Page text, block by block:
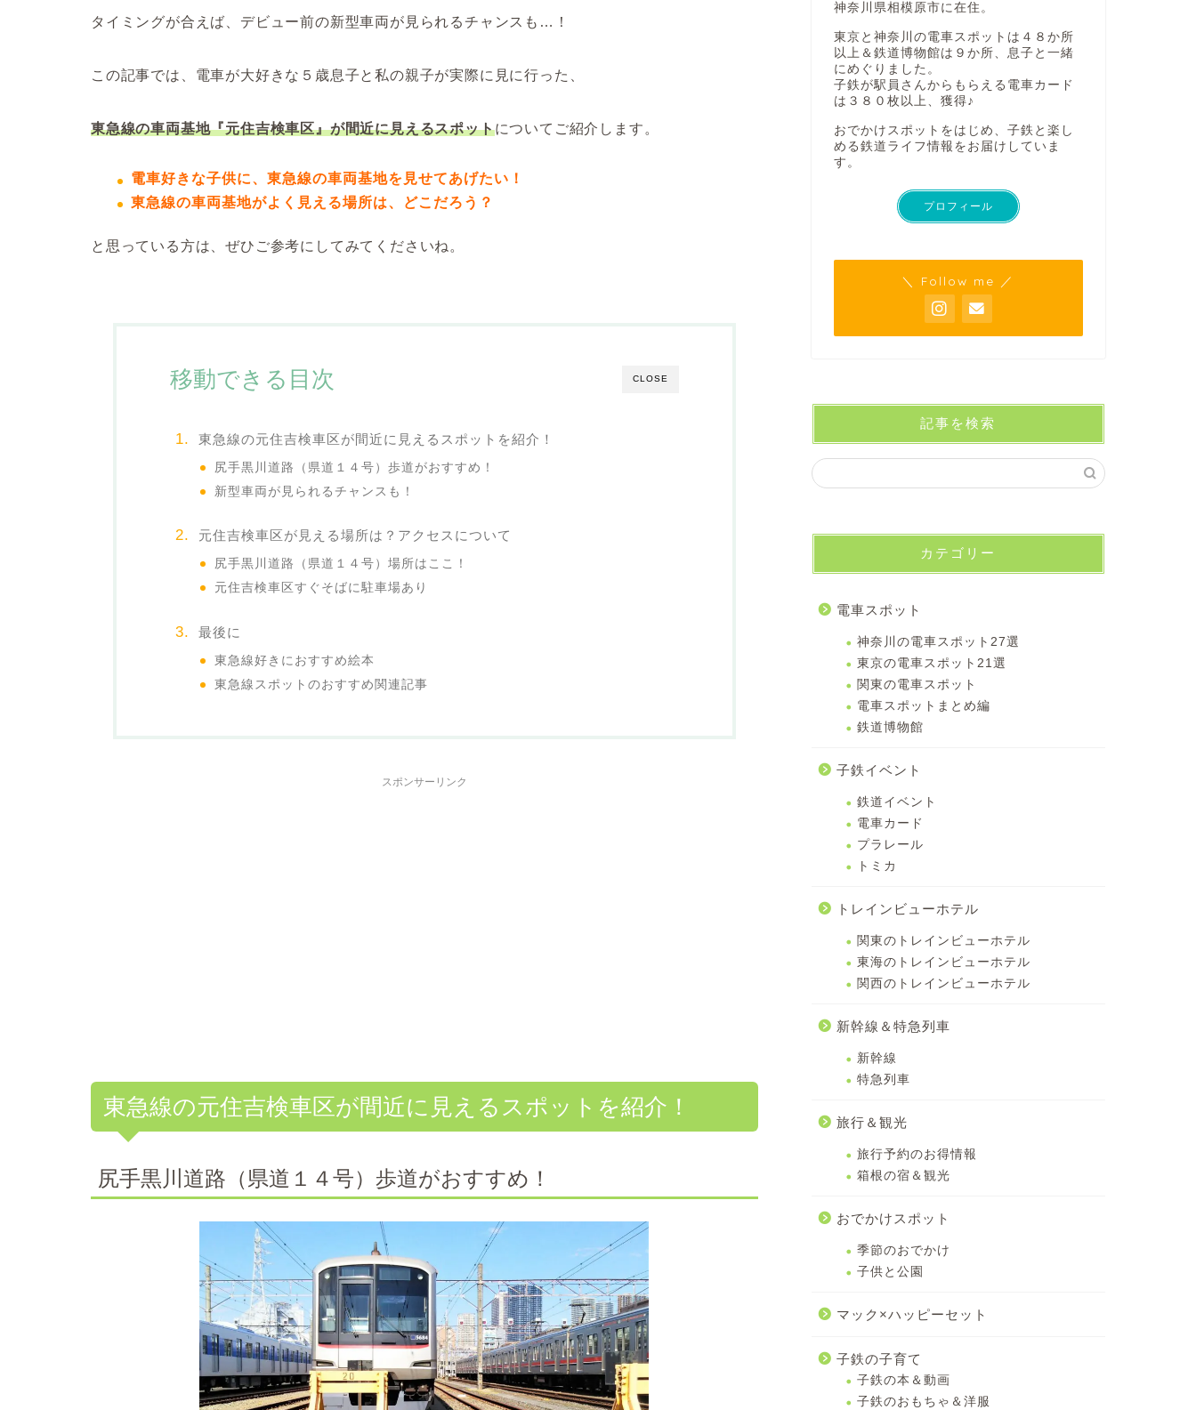
タイミングが合えば、デビュー前の新型車両が見られるチャンスも…！
この記事では、電車が大好きな５歳息子と私の親子が実際に見に行った、
東急線の車両基地『元住吉検車区』が間近に見えるスポットについてご紹介します。
電車好きな子供に、東急線の車両基地を見せてあげたい！
東急線の車両基地がよく見える場所は、どこだろう？
と思っている方は、ぜひご参考にしてみてくださいね。
CLOSE
移動できる目次
東急線の元住吉検車区が間近に見えるスポットを紹介！
尻手黒川道路（県道１４号）歩道がおすすめ！
新型車両が見られるチャンスも！
元住吉検車区が見える場所は？アクセスについて
尻手黒川道路（県道１４号）場所はここ！
元住吉検車区すぐそばに駐車場あり
最後に
東急線好きにおすすめ絵本
東急線スポットのおすすめ関連記事
スポンサーリンク
東急線の元住吉検車区が間近に見えるスポットを紹介！
尻手黒川道路（県道１４号）歩道がおすすめ！
神奈川県相模原市に在住。
東京と神奈川の電車スポットは４８か所
以上＆鉄道博物館は９か所、息子と一緒
にめぐりました。
子鉄が駅員さんからもらえる電車カード
は３８０枚以上、獲得♪
おでかけスポットをはじめ、子鉄と楽し
める鉄道ライフ情報をお届けしていま
す。
プロフィール
＼ Follow me ／
記事を検索
カテゴリー
電車スポット
神奈川の電車スポット27選
東京の電車スポット21選
関東の電車スポット
電車スポットまとめ編
鉄道博物館
子鉄イベント
鉄道イベント
電車カード
プラレール
トミカ
トレインビューホテル
関東のトレインビューホテル
東海のトレインビューホテル
関西のトレインビューホテル
新幹線＆特急列車
新幹線
特急列車
旅行＆観光
旅行予約のお得情報
箱根の宿＆観光
おでかけスポット
季節のおでかけ
子供と公園
マック×ハッピーセット
子鉄の子育て
子鉄の本＆動画
子鉄のおもちゃ＆洋服